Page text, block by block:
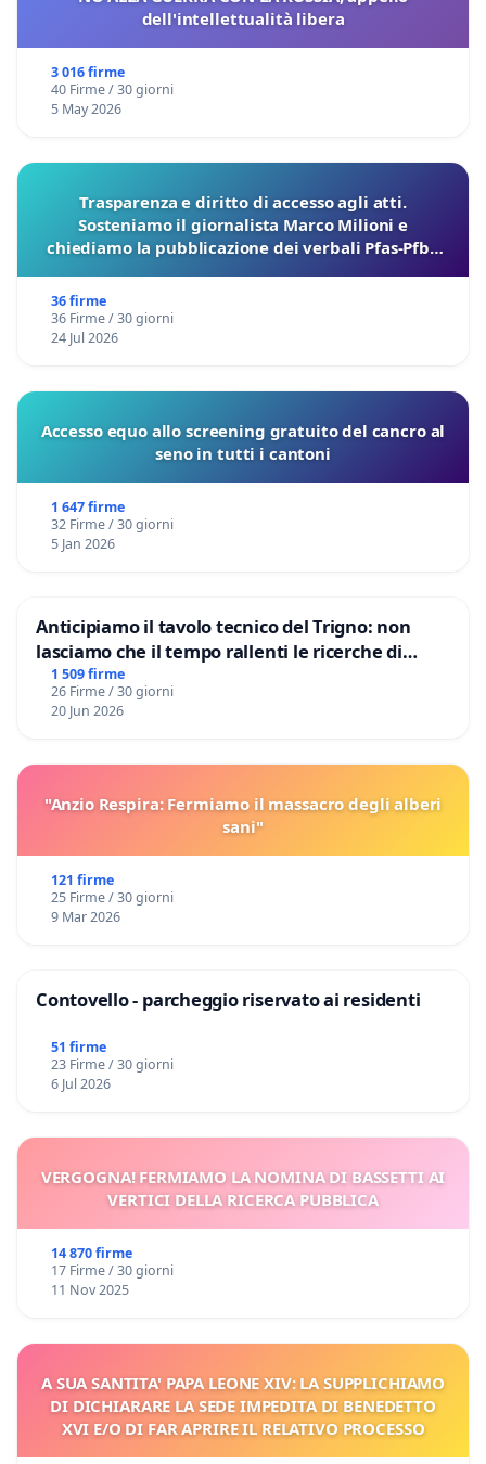
dell'intellettualità libera
3 016 firme
40 Firme / 30 giorni
5 May 2026
Trasparenza e diritto di accesso agli atti.
Sosteniamo il giornalista Marco Milioni e
chiediamo la pubblicazione dei verbali Pfas-Pfba
36 firme
36 Firme / 30 giorni
24 Jul 2026
Accesso equo allo screening gratuito del cancro al
seno in tutti i cantoni
1 647 firme
32 Firme / 30 giorni
5 Jan 2026
Anticipiamo il tavolo tecnico del Trigno: non
lasciamo che il tempo rallenti le ricerche di
Domenico Racanati
1 509 firme
26 Firme / 30 giorni
20 Jun 2026
"Anzio Respira: Fermiamo il massacro degli alberi
sani"
121 firme
25 Firme / 30 giorni
9 Mar 2026
Contovello - parcheggio riservato ai residenti
51 firme
23 Firme / 30 giorni
6 Jul 2026
VERGOGNA! FERMIAMO LA NOMINA DI BASSETTI AI
VERTICI DELLA RICERCA PUBBLICA
14 870 firme
17 Firme / 30 giorni
11 Nov 2025
A SUA SANTITA' PAPA LEONE XIV: LA SUPPLICHIAMO
DI DICHIARARE LA SEDE IMPEDITA DI BENEDETTO
XVI E/O DI FAR APRIRE IL RELATIVO PROCESSO